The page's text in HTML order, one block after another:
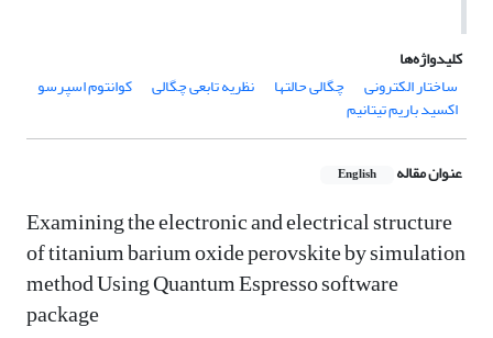
کلیدواژه‌ها
ساختار الکترونی
چگالی حالتها نظریه تابعی چگالی کوانتوم اسپرسو
اکسید باریم تیتانیم
عنوان مقاله English
Examining the electronic and electrical structure
of titanium barium oxide perovskite by simulation
method Using Quantum Espresso software
package